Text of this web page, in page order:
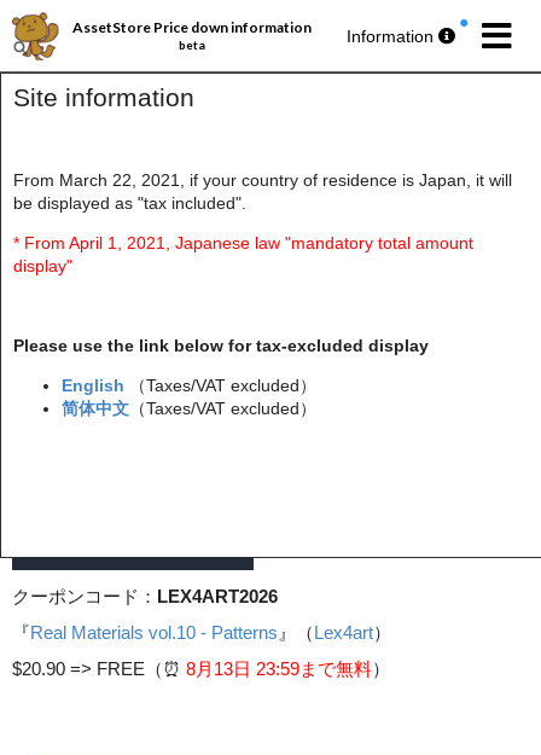
Site information
From March 22, 2021, if your country of residence is Japan, it will
be displayed as "tax included".
* From April 1, 2021, Japanese law "mandatory total amount
display"
Please use the link below for tax-excluded display
English
（Taxes/VAT excluded）
简体中文 （Taxes/VAT excluded）
AssetStore Price down information
beta Information
パブリッシャー丸ごとセール第193弾
今週の 無料アセットプレゼント🎁
クーポンコード： LEX4ART2026
『Real Materials vol.10 - Patterns 』（Lex4art）
$20.90 => FREE（⏰️ 8月13日 23:59まで無料）